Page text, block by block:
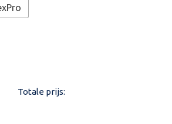
Totale prijs: